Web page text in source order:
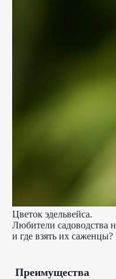
Цветок эдельвейса.
Любители садоводства
и где взять их
Преимущества